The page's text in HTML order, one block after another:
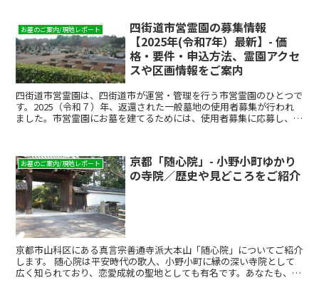
お墓のご案内/現地レポート
四街道市営霊園の募集情報
【2025年(令和7年）最新】- 価
格・要件・申込方法、霊園アクセ
スや区画情報をご案内
四街道市営霊園は、四街道市が運営・管理を行う市営霊園のひとつで
す。2025（令和７）年、返還された一般墓地の使用者募集が行われ
ました。市営霊園にお墓を建てるためには、使用者募集に応募し、当
お墓のご案内/現地レポート
京都「随心院」- 小野小町ゆかり
の寺院／歴史や見どころをご紹介
京都市山科区にある真言宗善通寺派大本山「随心院」についてご紹介
します。 随心院は平安時代の歌人、小野小町に縁の深い寺院として
広く知られており、恋愛成就の聖地としても有名です。あなたも、小